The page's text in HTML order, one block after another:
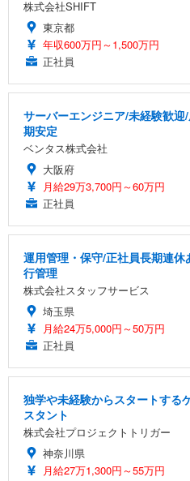
株式会社SHIFT
東京都
年収600万円～1,500万円
正社員
サーバーエンジニア/未経験歓
期安定
ベンタス株式会社
大阪府
月給29万3,700円～60万円
正社員
運用管理・保守/正社員長期連
行管理
株式会社スタッフサービス
埼玉県
月給24万5,000円～50万円
正社員
独学や未経験からスタートする
スタント
株式会社プロジェクトトリガー
神奈川県
月給27万1,300円～55万円